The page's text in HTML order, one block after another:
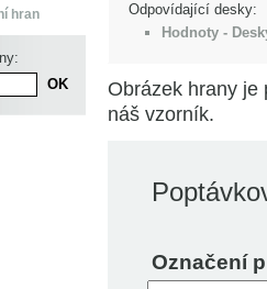
hran
Odpovídající desky:
Hodnoty -
Obrázek hrany je
náš vzorník.
Označení